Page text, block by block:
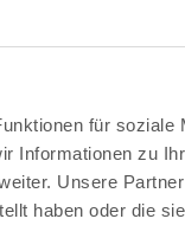
für soziale
Informationen zu
Unsere
haben oder die